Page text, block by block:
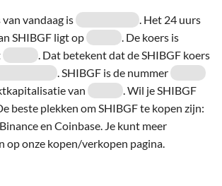
vandaag is
. Het 24 uurs
SHIBGF ligt op
. De koers is
. Dat betekent dat de SHIBGF koers
. SHIBGF is de nummer
van
. Wil je SHIBGF
beste plekken om SHIBGF te kopen zijn:
en Coinbase. Je kunt meer
op onze kopen/verkopen pagina.